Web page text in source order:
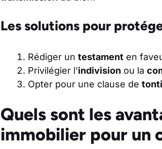
Les solutions pour
Rédiger un testament en
Privilégier l’indivision ou la
Opter pour une clause de
Quels sont les
immobilier pour un